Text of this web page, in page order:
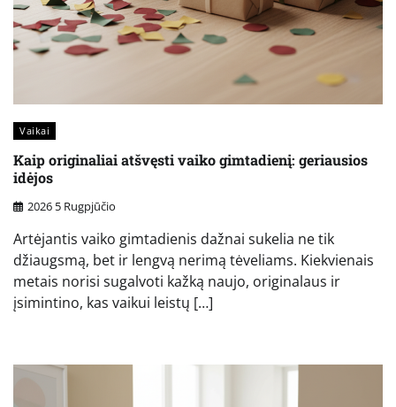
Vaikai
Kaip originaliai atšvęsti vaiko gimtadienį: geriausios
idėjos
2026 5 Rugpjūčio
Artėjantis vaiko gimtadienis dažnai sukelia ne tik
džiaugsmą, bet ir lengvą nerimą tėveliams. Kiekvienais
metais norisi sugalvoti kažką naujo, originalaus ir
įsimintino, kas vaikui leistų […]